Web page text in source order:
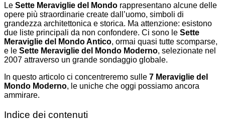
Le Sette Meraviglie del Mondo rappresentano alcune delle
opere più straordinarie create dall’uomo, simboli di
grandezza architettonica e storica. Ma attenzione: esistono
due liste principali da non confondere. Ci sono le Sette
Meraviglie del Mondo Antico, ormai quasi tutte scomparse,
e le Sette Meraviglie del Mondo Moderno, selezionate nel
2007 attraverso un grande sondaggio globale.
In questo articolo ci concentreremo sulle 7 Meraviglie del
Mondo Moderno, le uniche che oggi possiamo ancora
ammirare.
Indice dei contenuti